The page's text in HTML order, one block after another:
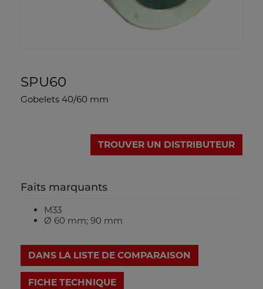
SPU60
Gobelets 40/60 mm
TROUVER UN DISTRIBUTEUR
Faits marquants
M33
Ø 60 mm; 90 mm
DANS LA LISTE DE COMPARAISON
FICHE TECHNIQUE